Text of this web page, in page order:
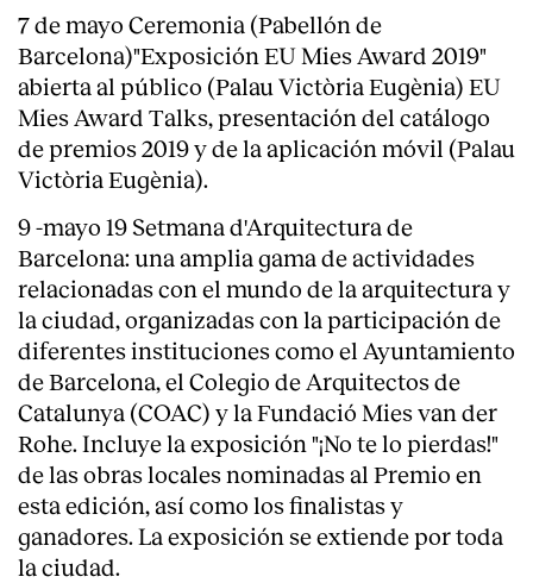
7 de mayo Ceremonia (Pabellón de
Barcelona)"Exposición EU Mies Award 2019"
abierta al público (Palau Victòria Eugènia) EU
Mies Award Talks, presentación del catálogo
de premios 2019 y de la aplicación móvil (Palau
Victòria Eugènia).
9 -mayo 19 Setmana d'Arquitectura de
Barcelona: una amplia gama de actividades
relacionadas con el mundo de la arquitectura y
la ciudad, organizadas con la participación de
diferentes instituciones como el Ayuntamiento
de Barcelona, el Colegio de Arquitectos de
Catalunya (COAC) y la Fundació Mies van der
Rohe. Incluye la exposición "¡No te lo pierdas!"
de las obras locales nominadas al Premio en
esta edición, así como los finalistas y
ganadores. La exposición se extiende por toda
la ciudad.